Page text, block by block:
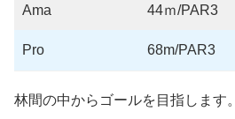
Ama 44ｍ/PAR3
Pro 68m/PAR3
林間の中からゴールを目指します。